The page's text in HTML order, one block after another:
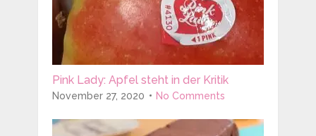
Pink Lady: Apfel steht in der Kritik
November 27, 2020 No Comments